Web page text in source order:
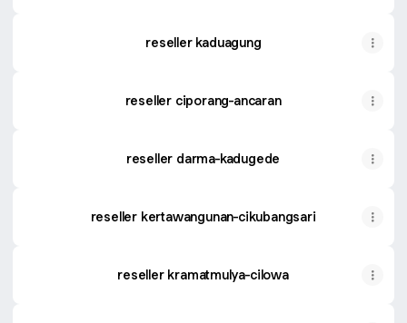
reseller kaduagung
reseller ciporang-ancaran
reseller darma-kadugede
reseller kertawangunan-cikubangsari
reseller kramatmulya-cilowa